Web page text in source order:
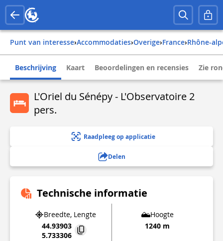
Punt van interesse› Accommodaties› Overige› france› rhône-
Beschrijving Kaart Beoordelingen en recensies Zie
L'Oriel du Sénépy - L'Observatoire 2
pers.
Raadpleeg op applicatie
Delen
Technische informatie
Breedte, Lengte
44.93903
5.733306
Hoogte
1240 m